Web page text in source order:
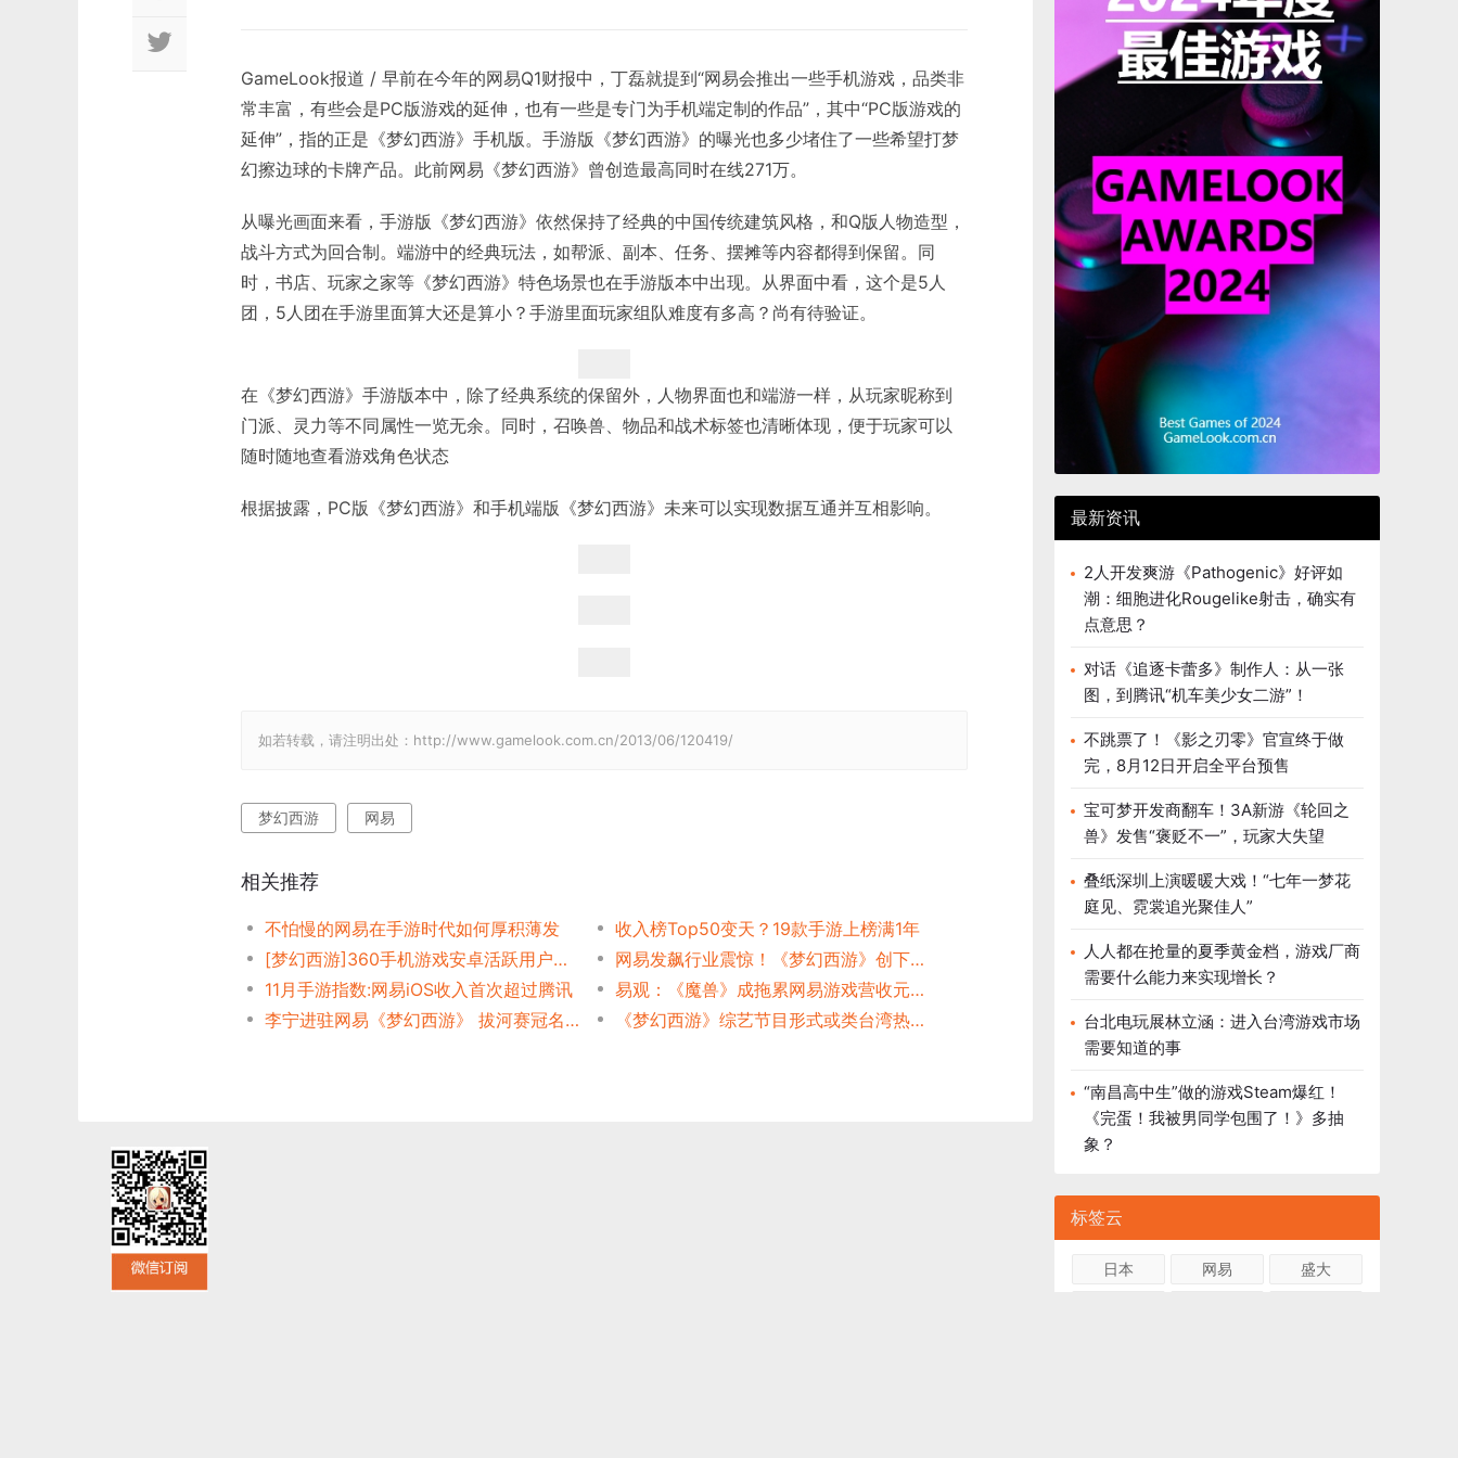
GameLook报道 / 早前在今年的网易Q1财报中，丁磊就提到“网易会推出一些手机游戏，品类非
常丰富，有些会是PC版游戏的延伸，也有一些是专门为手机端定制的作品”，其中“PC版游戏的
延伸”，指的正是《梦幻西游》手机版。手游版《梦幻西游》的曝光也多少堵住了一些希望打梦
幻擦边球的卡牌产品。此前网易《梦幻西游》曾创造最高同时在线271万。
从曝光画面来看，手游版《梦幻西游》依然保持了经典的中国传统建筑风格，和Q版人物造型，
战斗方式为回合制。端游中的经典玩法，如帮派、副本、任务、摆摊等内容都得到保留。同
时，书店、玩家之家等《梦幻西游》特色场景也在手游版本中出现。从界面中看，这个是5人
团，5人团在手游里面算大还是算小？手游里面玩家组队难度有多高？尚有待验证。
在《梦幻西游》手游版本中，除了经典系统的保留外，人物界面也和端游一样，从玩家昵称到
门派、灵力等不同属性一览无余。同时，召唤兽、物品和战术标签也清晰体现，便于玩家可以
随时随地查看游戏角色状态
根据披露，PC版《梦幻西游》和手机端版《梦幻西游》未来可以实现数据互通并互相影响。
如若转载，请注明出处：http://www.gamelook.com.cn/2013/06/120419/
梦幻西游 网易
相关推荐
不怕慢的网易在手游时代如何厚积薄发
收入榜Top50变天？19款手游上榜满1年
[梦幻西游]360手机游戏安卓活跃用户第一
网易发飙行业震惊！《梦幻西游》创下275万在线人数历史新高
11月手游指数:网易iOS收入首次超过腾讯
易观：《魔兽》成拖累网易游戏营收元凶？
李宁进驻网易《梦幻西游》 拔河赛冠名“李宁杯”
《梦幻西游》综艺节目形式或类台湾热播档
最新资讯
2人开发爽游《Pathogenic》好评如
潮：细胞进化Rougelike射击，确实有
点意思？
对话《追逐卡蕾多》制作人：从一张
图，到腾讯“机车美少女二游”！
不跳票了！《影之刃零》官宣终于做
完，8月12日开启全平台预售
宝可梦开发商翻车！3A新游《轮回之
兽》发售“褒贬不一”，玩家大失望
叠纸深圳上演暖暖大戏！“七年一梦花
庭见、霓裳追光聚佳人”
人人都在抢量的夏季黄金档，游戏厂商
需要什么能力来实现增长？
台北电玩展林立涵：进入台湾游戏市场
需要知道的事
“南昌高中生”做的游戏Steam爆红！
《完蛋！我被男同学包围了！》多抽
象？
标签云
日本 网易
盛大